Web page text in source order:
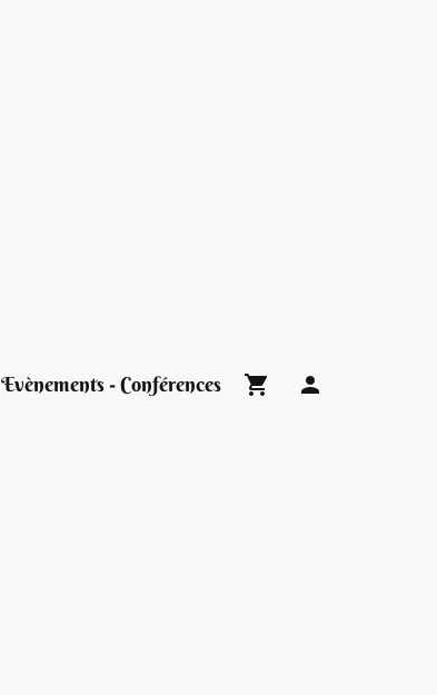
Evènements - Conférences